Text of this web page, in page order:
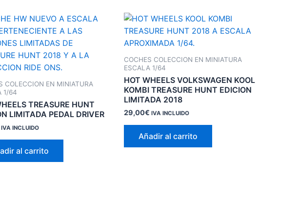
COLECCION EN MINIATURA
1/64
TREASURE HUNT
LIMITADA PEDAL DRIVER
IVA INCLUIDO
al carrito
COCHES COLECCION EN MINIATURA
ESCALA 1/64
HOT WHEELS VOLKSWAGEN KOOL
KOMBI TREASURE HUNT EDICION
LIMITADA 2018
29,00€ IVA INCLUIDO
Añadir al carrito